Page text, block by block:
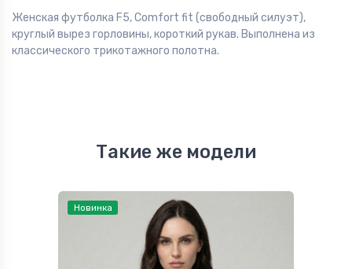
Женская футболка F5, Comfort fit (свободный силуэт),
круглый вырез горловины, короткий рукав. Выполнена из
классического трикотажного полотна.
Такие же модели
Новинка